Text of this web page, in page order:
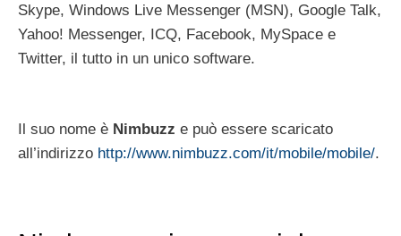
Skype, Windows Live Messenger (MSN), Google Talk,
Yahoo! Messenger, ICQ, Facebook, MySpace e
Twitter, il tutto in un unico software.
Il suo nome è Nimbuzz e può essere scaricato
all’indirizzo http://www.nimbuzz.com/it/mobile/mobile/.